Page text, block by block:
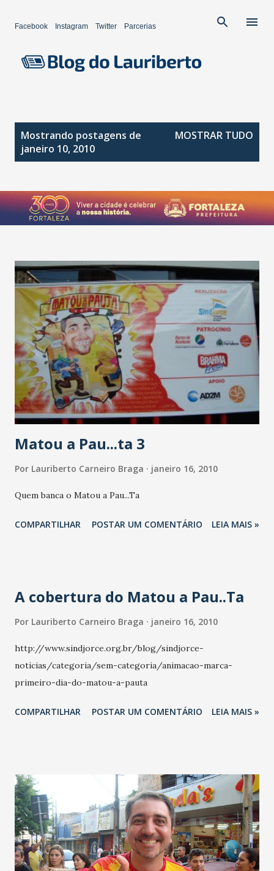
Facebook Instagram Twitter Parcerias
a
g
e
Mostrando postagens de
janeiro 10, 2010
MOSTRAR TUDO
Matou a Pau...ta 3
Por Lauriberto Carneiro Braga janeiro 16, 2010
Quem banca o Matou a Pau...Ta
COMPARTILHAR POSTAR UM COMENTÁRIO LEIA MAIS »
A cobertura do Matou a Pau..Ta
Por Lauriberto Carneiro Braga janeiro 16, 2010
http://www.sindjorce.org.br/blog/sindjorce-
noticias/categoria/sem-categoria/animacao-marca-
primeiro-dia-do-matou-a-pauta
COMPARTILHAR POSTAR UM COMENTÁRIO LEIA MAIS »